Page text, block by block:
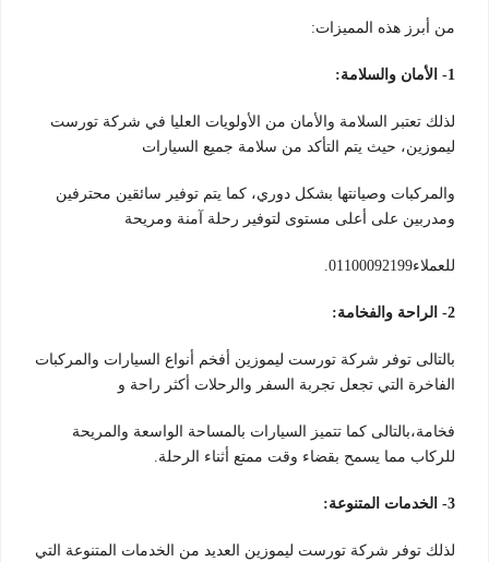
من أبرز هذه المميزات:
1- الأمان والسلامة:
لذلك تعتبر السلامة والأمان من الأولويات العليا في شركة تورست
ليموزين، حيث يتم التأكد من سلامة جميع السيارات
والمركبات وصيانتها بشكل دوري، كما يتم توفير سائقين محترفين
ومدربين على أعلى مستوى لتوفير رحلة آمنة ومريحة
للعملاء01100092199.
2- الراحة والفخامة:
بالتالى توفر شركة تورست ليموزين أفخم أنواع السيارات والمركبات
الفاخرة التي تجعل تجربة السفر والرحلات أكثر راحة و
فخامة،بالتالى كما تتميز السيارات بالمساحة الواسعة والمريحة
للركاب مما يسمح بقضاء وقت ممتع أثناء الرحلة.
3- الخدمات المتنوعة:
لذلك توفر شركة تورست ليموزين العديد من الخدمات المتنوعة التي